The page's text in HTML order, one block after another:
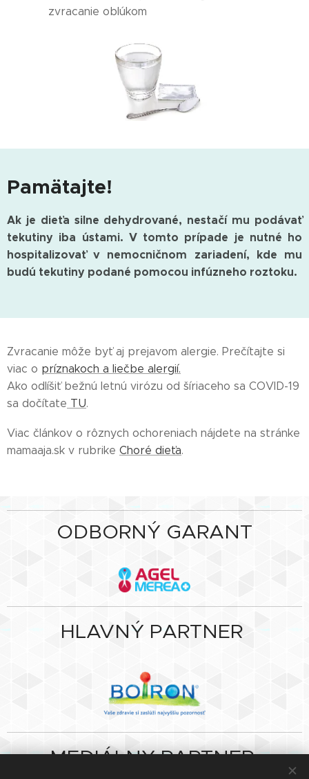
zvracanie oblúkom
Pamätajte!
Ak je dieťa silne dehydrované, nestačí mu podávať
tekutiny iba ústami. V tomto prípade je nutné ho
hospitalizovať v nemocničnom zariadení, kde mu
budú tekutiny podané pomocou infúzneho roztoku.
Zvracanie môže byť aj prejavom alergie. Prečítajte si
viac o príznakoch a liečbe alergií.
Ako odlíšiť bežnú letnú virózu od šíriaceho sa COVID-19
sa dočítate TU.
Viac článkov o rôznych ochoreniach nájdete na stránke
mamaaja.sk v rubrike Choré dieťa.
ODBORNÝ GARANT
HLAVNÝ PARTNER
MEDIÁLNY PARTNER